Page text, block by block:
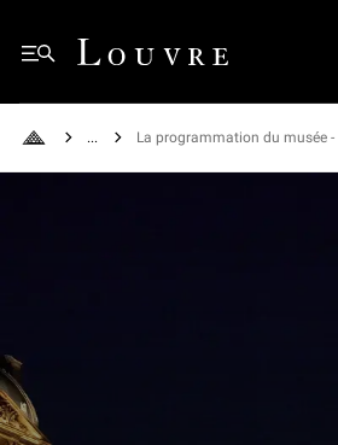
Menu
Louvre - Retour à l'accueil
Retour à l'accueil
See all breadcrumbs
La programmation du musée